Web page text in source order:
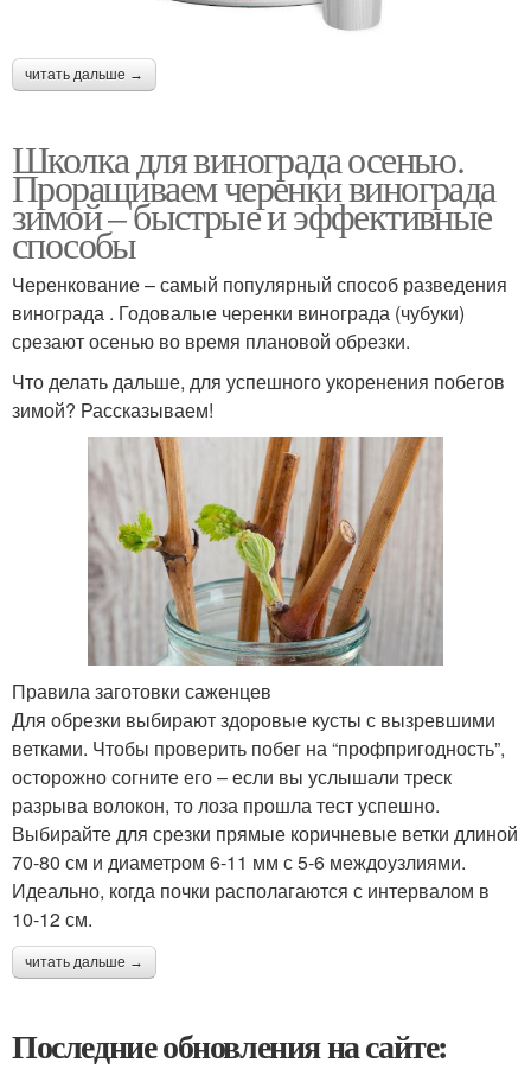
читать дальше →
Школка для винограда осенью.
Проращиваем черенки винограда
зимой – быстрые и эффективные
способы
Черенкование – самый популярный способ разведения
винограда . Годовалые черенки винограда (чубуки)
срезают осенью во время плановой обрезки.
Что делать дальше, для успешного укоренения побегов
зимой? Рассказываем!
Правила заготовки саженцев
Для обрезки выбирают здоровые кусты с вызревшими
ветками. Чтобы проверить побег на “профпригодность”,
осторожно согните его – если вы услышали треск
разрыва волокон, то лоза прошла тест успешно.
Выбирайте для срезки прямые коричневые ветки длиной
70-80 см и диаметром 6-11 мм с 5-6 междоузлиями.
Идеально, когда почки располагаются с интервалом в
10-12 см.
читать дальше →
Последние обновления на сайте: